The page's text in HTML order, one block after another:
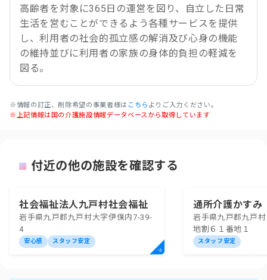
高齢者を対象に365日の運営を図り、自立した日常
生活を営むことができるよう各種サービスを提供
し、利用者の社会的孤立感の解消及び心身の機能
の維持並びに利用者の家族の身体的負担の軽減を
図る。
※情報の訂正、削除希望の事業者様は こちら よりご入力ください。
※上記情報は国の介護施設情報データベースから取得しています
付近の他の施設を確認する
社会福祉法人九戸村社会福祉
協議会指定通所介護事業所
岩手県九戸郡九戸村大字伊保内7-39-
4
安心感 スタッフ安定
通所介護かすみ
岩手県九戸郡九戸
地割６１番地１
スタッフ安定